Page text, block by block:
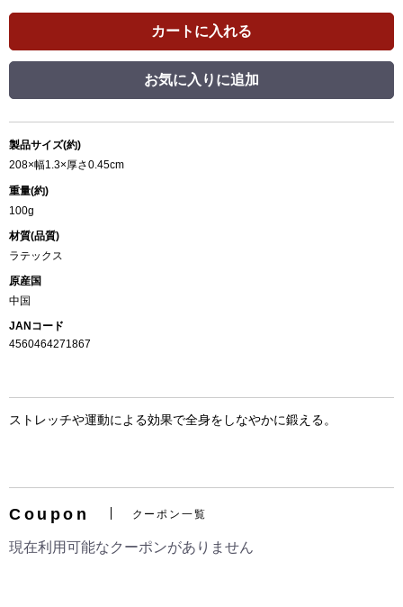
カートに入れる
お買い物を続ける カートへ進む
お気に入りに追加
製品サイズ(約)
208×幅1.3×厚さ0.45cm
重量(約)
100g
材質(品質)
ラテックス
原産国
中国
JANコード
4560464271867
ストレッチや運動による効果で全身をしなやかに鍛える。
Coupon クーポン一覧
現在利用可能なクーポンがありません